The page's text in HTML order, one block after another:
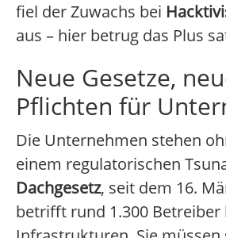
fiel der Zuwachs bei
aus – hier betrug das Plus
Neue Gesetze,
Pflichten für
Die Unternehmen stehen
einem regulatorischen
Dachgesetz, seit dem 16.
betrifft rund 1.300